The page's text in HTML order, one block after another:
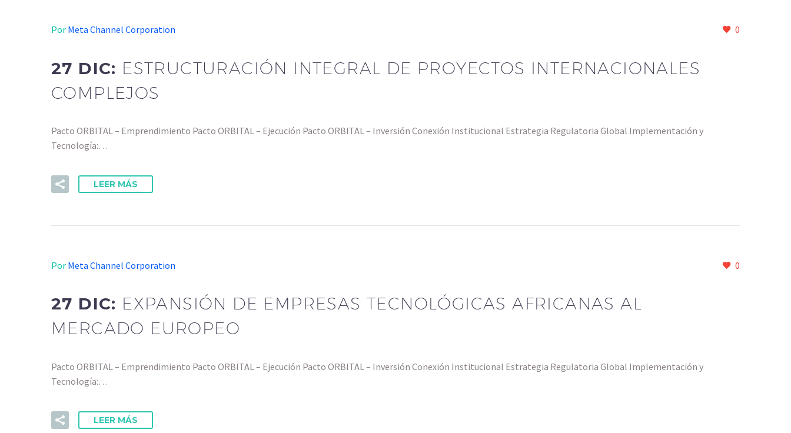
0
Por Meta Channel Corporation
27 DIC: ESTRUCTURACIÓN INTEGRAL DE PROYECTOS INTERNACIONALES
COMPLEJOS
Pacto ORBITAL – Emprendimiento Pacto ORBITAL – Ejecución Pacto ORBITAL – Inversión Conexión Institucional Estrategia Regulatoria Global Implementación y
Tecnología:…
LEER MÁS
0
Por Meta Channel Corporation
27 DIC: EXPANSIÓN DE EMPRESAS TECNOLÓGICAS AFRICANAS AL
MERCADO EUROPEO
Pacto ORBITAL – Emprendimiento Pacto ORBITAL – Ejecución Pacto ORBITAL – Inversión Conexión Institucional Estrategia Regulatoria Global Implementación y
Tecnología:…
LEER MÁS